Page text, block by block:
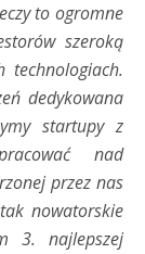
to ogromne
szeroką
technologiach.
dedykowana
startupy z
nad
przez nas
nowatorskie
3. najlepszej